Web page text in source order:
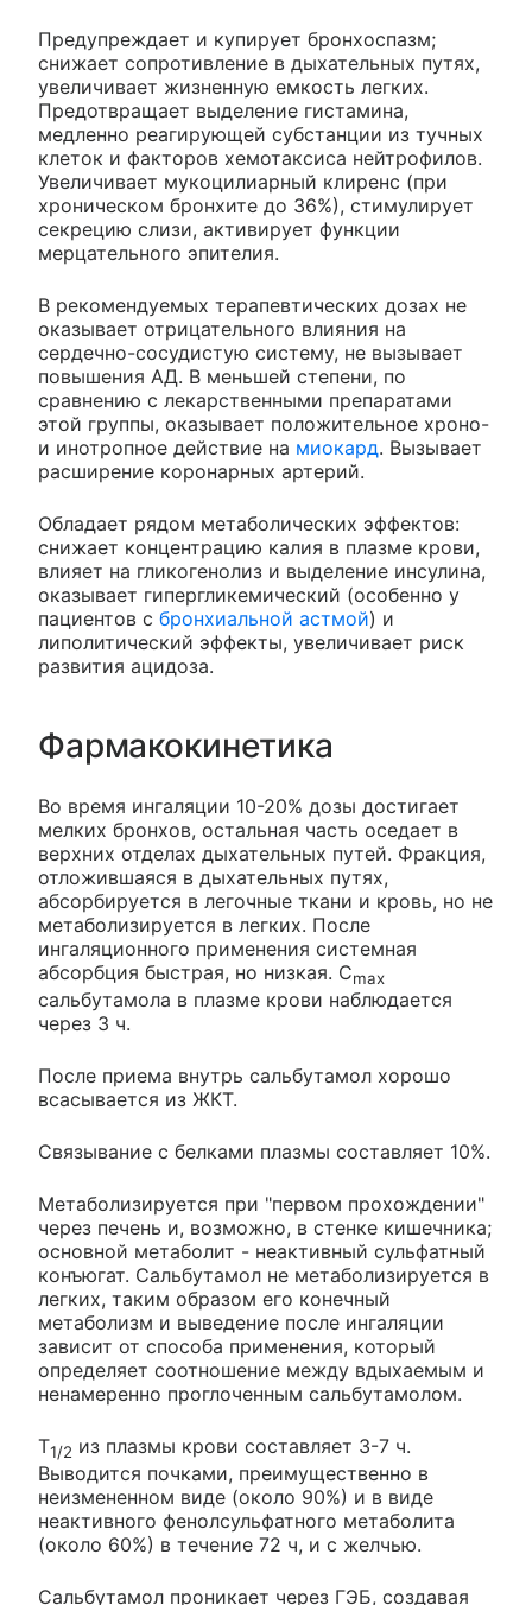
Предупреждает и купирует бронхоспазм;
снижает сопротивление в дыхательных путях,
увеличивает жизненную емкость легких.
Предотвращает выделение гистамина,
медленно реагирующей субстанции из тучных
клеток и факторов хемотаксиса нейтрофилов.
Увеличивает мукоцилиарный клиренс (при
хроническом бронхите до 36%), стимулирует
секрецию слизи, активирует функции
мерцательного эпителия.
В рекомендуемых терапевтических дозах не
оказывает отрицательного влияния на
сердечно-сосудистую систему, не вызывает
повышения АД. В меньшей степени, по
сравнению с лекарственными препаратами
этой группы, оказывает положительное хроно-
и инотропное действие на миокард. Вызывает
расширение коронарных артерий.
Обладает рядом метаболических эффектов:
снижает концентрацию калия в плазме крови,
влияет на гликогенолиз и выделение инсулина,
оказывает гипергликемический (особенно у
пациентов с бронхиальной астмой) и
липолитический эффекты, увеличивает риск
развития ацидоза.
Фармакокинетика
Во время ингаляции 10-20% дозы достигает
мелких бронхов, остальная часть оседает в
верхних отделах дыхательных путей. Фракция,
отложившаяся в дыхательных путях,
абсорбируется в легочные ткани и кровь, но не
метаболизируется в легких. После
ингаляционного применения системная
абсорбция быстрая, но низкая. Cmax
сальбутамола в плазме крови наблюдается
через 3 ч.
После приема внутрь сальбутамол хорошо
всасывается из ЖКТ.
Связывание с белками плазмы составляет 10%.
Метаболизируется при "первом прохождении"
через печень и, возможно, в стенке кишечника;
основной метаболит - неактивный сульфатный
конъюгат. Сальбутамол не метаболизируется в
легких, таким образом его конечный
метаболизм и выведение после ингаляции
зависит от способа применения, который
определяет соотношение между вдыхаемым и
ненамеренно проглоченным сальбутамолом.
T1/2 из плазмы крови составляет 3-7 ч.
Выводится почками, преимущественно в
неизмененном виде (около 90%) и в виде
неактивного фенолсульфатного метаболита
(около 60%) в течение 72 ч, и с желчью.
Сальбутамол проникает через ГЭБ, создавая